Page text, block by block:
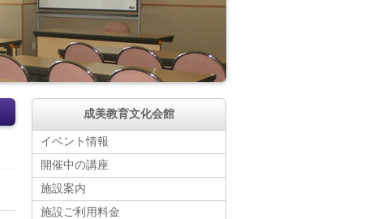
成美教育文化会館
イベント情報
開催中の講座
施設案内
施設ご利用料金